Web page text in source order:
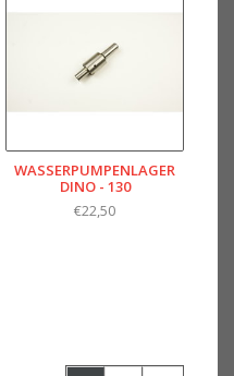
WASSERPUMPENLAGER
DINO - 130
€22,50